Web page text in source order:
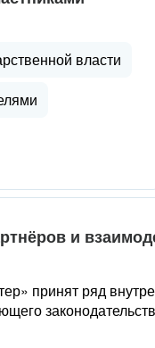
власти
и
принят ряд